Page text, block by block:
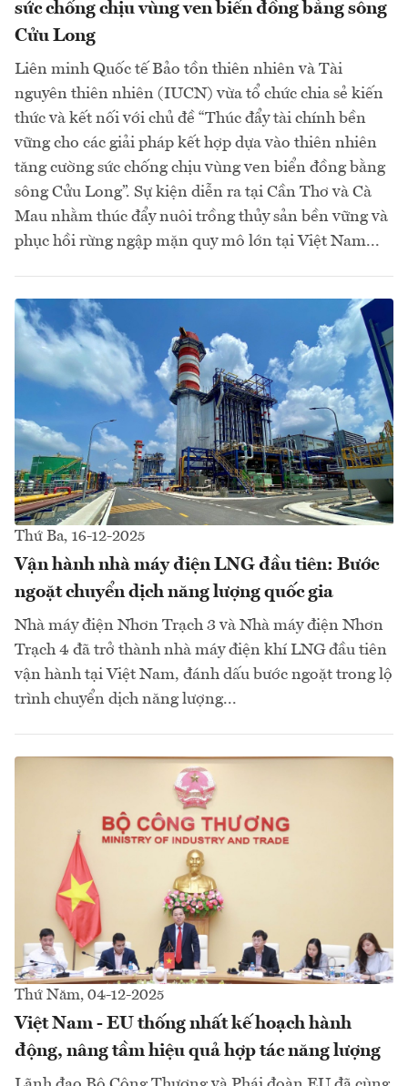
sức chống chịu vùng ven biển đồng bằng sông
Cửu Long
Liên minh Quốc tế Bảo tồn thiên nhiên và Tài
nguyên thiên nhiên (IUCN) vừa tổ chức chia sẻ kiến
thức và kết nối với chủ đề “Thúc đẩy tài chính bền
vững cho các giải pháp kết hợp dựa vào thiên nhiên
tăng cường sức chống chịu vùng ven biển đồng bằng
sông Cửu Long”. Sự kiện diễn ra tại Cần Thơ và Cà
Mau nhằm thúc đẩy nuôi trồng thủy sản bền vững và
phục hồi rừng ngập mặn quy mô lớn tại Việt Nam...
Thứ Ba, 16-12-2025
Vận hành nhà máy điện LNG đầu tiên: Bước
ngoặt chuyển dịch năng lượng quốc gia
Nhà máy điện Nhơn Trạch 3 và Nhà máy điện Nhơn
Trạch 4 đã trở thành nhà máy điện khí LNG đầu tiên
vận hành tại Việt Nam, đánh dấu bước ngoặt trong lộ
trình chuyển dịch năng lượng...
Thứ Năm, 04-12-2025
Việt Nam - EU thống nhất kế hoạch hành
động, nâng tầm hiệu quả hợp tác năng lượng